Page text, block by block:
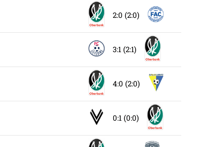
2:0 (2:0)
3:1 (2:1)
4:0 (2:0)
0:1 (0:0)